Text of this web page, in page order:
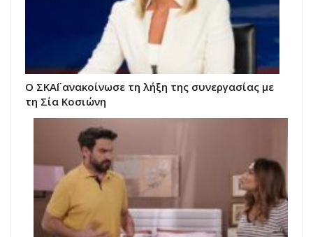
Ο ΣΚΑΪ ανακοίνωσε τη λήξη της συνεργασίας με
τη Σία Κοσιώνη